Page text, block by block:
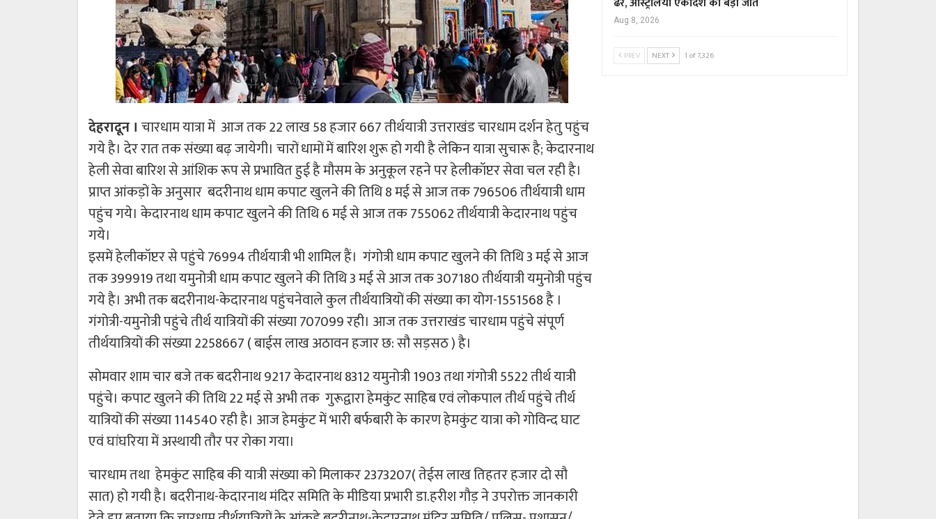
देहरादून । चारधाम यात्रा में आज तक 22 लाख 58 हजार 667 तीर्थयात्री उत्तराखंड चारधाम दर्शन हेतु पहुंच
गये है। देर रात तक संख्या बढ़ जायेगी। चारों धामों में बारिश शुरू हो गयी है लेकिन यात्रा सुचारू है; केदारनाथ
हेली सेवा बारिश से आंशिक रूप से प्रभावित हुई है मौसम के अनुकूल रहने पर हेलीकॉप्टर सेवा चल रही है।
प्राप्त आंकड़ों के अनुसार बदरीनाथ धाम कपाट खुलने की तिथि 8 मई से आज तक 796506 तीर्थयात्री धाम
पहुंच गये। केदारनाथ धाम कपाट खुलने की तिथि 6 मई से आज तक 755062 तीर्थयात्री केदारनाथ पहुंच
गये।
इसमें हेलीकॉप्टर से पहुंचे 76994 तीर्थयात्री भी शामिल हैं। गंगोत्री धाम कपाट खुलने की तिथि 3 मई से आज
तक 399919 तथा यमुनोत्री धाम कपाट खुलने की तिथि 3 मई से आज तक 307180 तीर्थयात्री यमुनोत्री पहुंच
गये है। अभी तक बदरीनाथ-केदारनाथ पहुंचनेवाले कुल तीर्थयात्रियों की संख्या का योग-1551568 है ।
गंगोत्री-यमुनोत्री पहुंचे तीर्थ यात्रियों की संख्या 707099 रही।‌ आज तक उत्तराखंड चारधाम पहुंचे संपूर्ण
तीर्थयात्रियों की संख्या 2258667 ( बाईस लाख अठावन हजार छ: सौ सड़सठ ) है।
सोमवार शाम चार बजे तक बदरीनाथ 9217 केदारनाथ 8312 यमुनोत्री 1903 तथा गंगोत्री 5522 तीर्थ यात्री
पहुंचे। कपाट खुलने की तिथि 22 मई से अभी तक गुरूद्वारा हेमकुंट साहिब एवं लोकपाल तीर्थ पहुंचे तीर्थ
यात्रियों की संख्या 114540 रही है। आज हेमकुंट में भारी बर्फबारी के कारण हेमकुंट यात्रा को गोविन्द घाट
एवं घांघरिया में अस्थायी तौर पर रोका गया।
चारधाम तथा हेमकुंट साहिब की यात्री संख्या को मिलाकर 2373207( तेईस लाख तिहतर हजार दो सौ
सात) हो गयी है। बदरीनाथ-केदारनाथ मंदिर समिति के मीडिया प्रभारी डा.हरीश गौड़ ने उपरोक्त जानकारी
Aug 8, 2026
PREV NEXT 1 of 7,326